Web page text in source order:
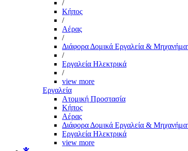
/
Kήπος
/
Αέρας
/
Διάφορα Δομικά Εργαλεία &
/
Εργαλεία Ηλεκτρικά
/
view more
Εργαλεία
Aτομική Προστασία
Kήπος
Αέρας
Διάφορα Δομικά Εργαλεία &
Εργαλεία Ηλεκτρικά
view more